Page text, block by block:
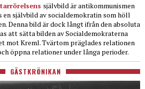
självbild är antikommunismen
en självbild av socialdemokratin som höll
Denna bild är dock långt ifrån den absoluta
att sätta bilden av Socialdemokraterna
mot Kreml. Tvärtom präglades relationen
öppna relationer under långa perioder.
GÄSTKRÖNIKAN